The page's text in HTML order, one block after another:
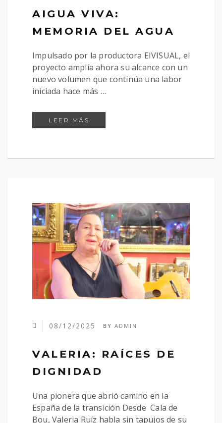
AIGUA VIVA:
MEMORIA DEL AGUA
Impulsado por la productora EIVISUAL, el
proyecto amplía ahora su alcance con un
nuevo volumen que continúa una labor
iniciada hace más …
LEER MÁS
08/12/2025 BYADMIN
VALERIA: RAÍCES DE
DIGNIDAD
Una pionera que abrió camino en la
España de la transición Desde Cala de
Bou, Valeria Ruíz habla sin tapujos de su